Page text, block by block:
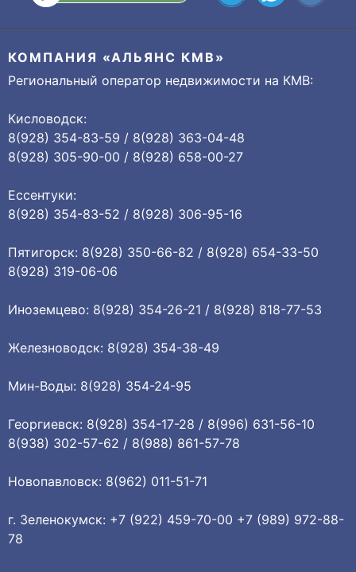
КОМПАНИЯ «АЛЬЯНС КМВ»
Региональный оператор недвижимости на КМВ:
Кисловодск:
8(928) 354-83-59 / 8(928) 363-04-48
8(928) 305-90-00 / 8(928) 658-00-27
Ессентуки:
8(928) 354-83-52 / 8(928) 306-95-16
Пятигорск: 8(928) 350-66-82 / 8(928) 654-33-50
8(928) 319-06-06
Иноземцево: 8(928) 354-26-21 / 8(928) 818-77-53
Железноводск: 8(928) 354-38-49
Мин-Воды: 8(928) 354-24-95
Георгиевск: 8(928) 354-17-28 / 8(996) 631-56-10
8(938) 302-57-62 / 8(988) 861-57-78
Новопавловск: 8(962) 011-51-71
г. Зеленокумск: +7 (922) 459-70-00 +7 (989) 972-88-
78